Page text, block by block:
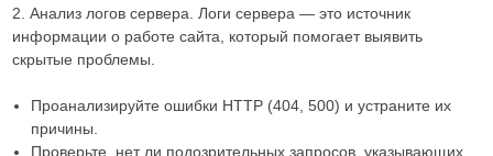
2. Анализ логов сервера. Логи сервера — это источник
информации о работе сайта, который помогает выявить
скрытые проблемы.
Проанализируйте ошибки HTTP (404, 500) и устраните их
причины.
Проверьте, нет ли подозрительных запросов, указывающих